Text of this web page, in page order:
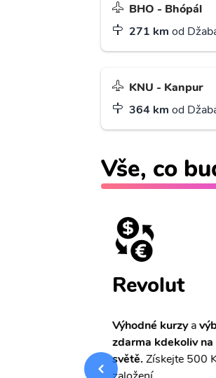
BHO - Bhópál
271 km od
KNU - Kanpur
364 km od
Vše, co
Revolut
Výhodné kurzya
zdarma kdekoliv na
světě.Získejte 500